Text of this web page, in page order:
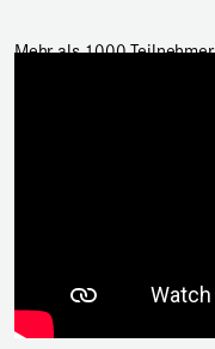
Mehr als 1000